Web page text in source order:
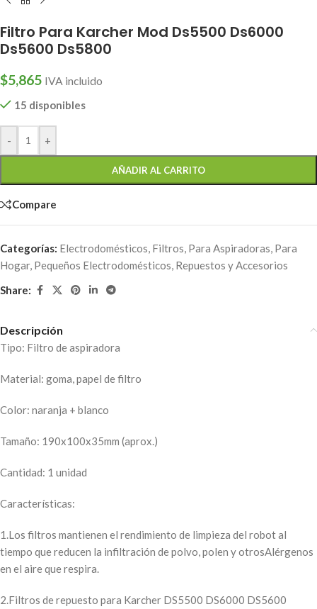
Filtro Para Karcher Mod Ds5500 Ds6000
Ds5600 Ds5800
$5,865 IVA incluido
15 disponibles
- +
AÑADIR AL CARRITO
Compare
Categorías: Electrodomésticos, Filtros, Para Aspiradoras, Para
Hogar, Pequeños Electrodomésticos, Repuestos y Accesorios
Share:
Descripción
Tipo: Filtro de aspiradora
Material: goma, papel de filtro
Color: naranja + blanco
Tamaño: 190x100x35mm (aprox.)
Cantidad: 1 unidad
Características:
1.Los filtros mantienen el rendimiento de limpieza del robot al
tiempo que reducen la infiltración de polvo, polen y otrosAlérgenos
en el aire que respira.
2.Filtros de repuesto para Karcher DS5500 DS6000 DS5600